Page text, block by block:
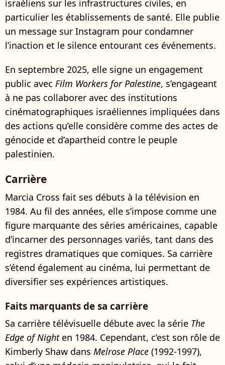
israéliens sur les infrastructures civiles, en
particulier les établissements de santé. Elle publie
un message sur Instagram pour condamner
l’inaction et le silence entourant ces événements.
En septembre 2025, elle signe un engagement
public avec Film Workers for Palestine, s’engageant
à ne pas collaborer avec des institutions
cinématographiques israéliennes impliquées dans
des actions qu’elle considère comme des actes de
génocide et d’apartheid contre le peuple
palestinien.
Carrière
Marcia Cross fait ses débuts à la télévision en
1984. Au fil des années, elle s’impose comme une
figure marquante des séries américaines, capable
d’incarner des personnages variés, tant dans des
registres dramatiques que comiques. Sa carrière
s’étend également au cinéma, lui permettant de
diversifier ses expériences artistiques.
Faits marquants de sa carrière
Sa carrière télévisuelle débute avec la série The
Edge of Nighten 1984. Cependant, c’est son rôle de
Kimberly Shaw dans Melrose Place (1992-1997),